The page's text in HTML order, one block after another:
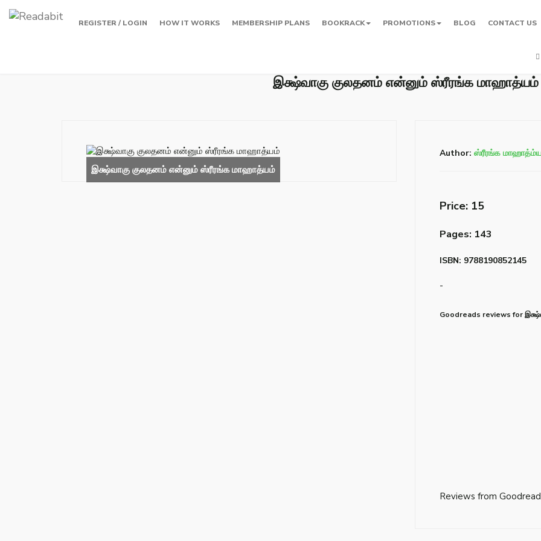
REGISTER / LOGIN HOW IT WORKS MEMBERSHIP PLANS BOOKRACK PROMOTIONS BLOG CONTACT US
இக்ஷ்வாகு குலதனம் என்னும் ஸ்ரீரங்க மாஹாத்யம்
Author: ஸ்ரீரங்க
Price: ₹15
Pages: 143
ISBN: 9788190852145
-
Goodreads reviews for
Reviews from